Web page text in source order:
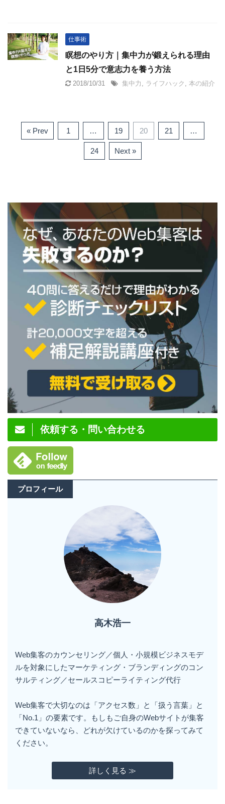
仕事術
瞑想のやり方｜集中力が鍛えられる理由
と1日5分で意志力を養う方法
2018/10/31 集中力 , ライフハック , 本の紹介
« Prev 1 … 19 20 21 …
24 Next »
依頼する・問い合わせる
プロフィール
高木浩一
Web集客のカウンセリング／個人・小規模ビジネスモデ
ルを対象にしたマーケティング・ブランディングのコン
サルティング／セールスコピーライティング代行
Web集客で大切なのは「アクセス数」と「扱う言葉」と
「No.1」の要素です。もしもご自身のWebサイトが集客
できていないなら、どれが欠けているのかを探ってみて
ください。
詳しく見る ≫